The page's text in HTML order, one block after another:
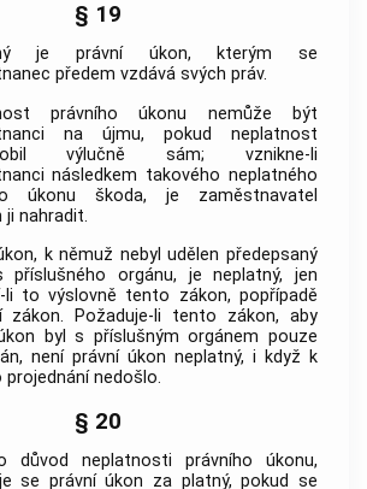
§ 19
je právní úkon, kterým se
předem vzdává svých práv.
právního úkonu nemůže být
na újmu, pokud neplatnost
výlučně sám; vznikne-li
následkem takového neplatného
úkonu škoda, je zaměstnavatel
ji nahradit.
k němuž nebyl udělen předepsaný
příslušného orgánu, je neplatný, jen
li to výslovně tento zákon, popřípadě
zákon. Požaduje-li tento zákon, aby
byl s příslušným orgánem pouze
není právní úkon neplatný, i když k
projednánínedošlo.
§ 20
důvod neplatnosti právního úkonu,
se právní úkon za platný, pokud se